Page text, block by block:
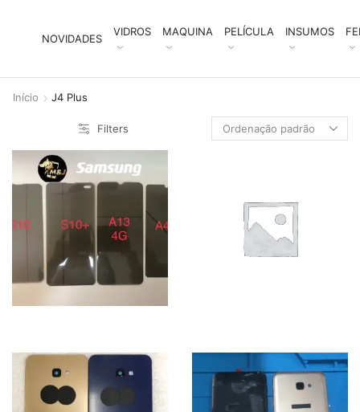
NOVIDADES
VIDROS MAQUINA PELÍCULA INSUMOS
Início J4 Plus
Filters